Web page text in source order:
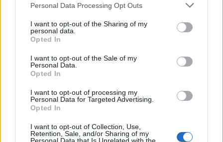
Personal Data Processing Opt Outs
I want to opt-out of the Sharing of my
personal data.
Opted In
I want to opt-out of the Sale of my
Personal Data.
Opted In
I want to opt-out of processing my
Personal Data for Targeted Advertising.
Opted In
I want to opt-out of Collection, Use,
Retention, Sale, and/or Sharing of my
το Global Impact Award στο World Startup
30.06.26
Επιλέχθηκε ανάμεσα σε χιλιάδες συμμετοχές ως μία από τις
μόλις πέντε startups παγκοσμίως που παρουσίασαν τη λύση
από τις μεγαλύτερες διεθνείς διο